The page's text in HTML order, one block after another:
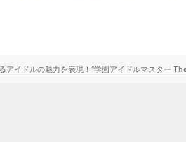
アイドルの魅力を表現！“学園アイドルマスター